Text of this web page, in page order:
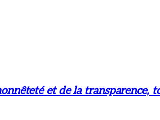
et de la transparence,